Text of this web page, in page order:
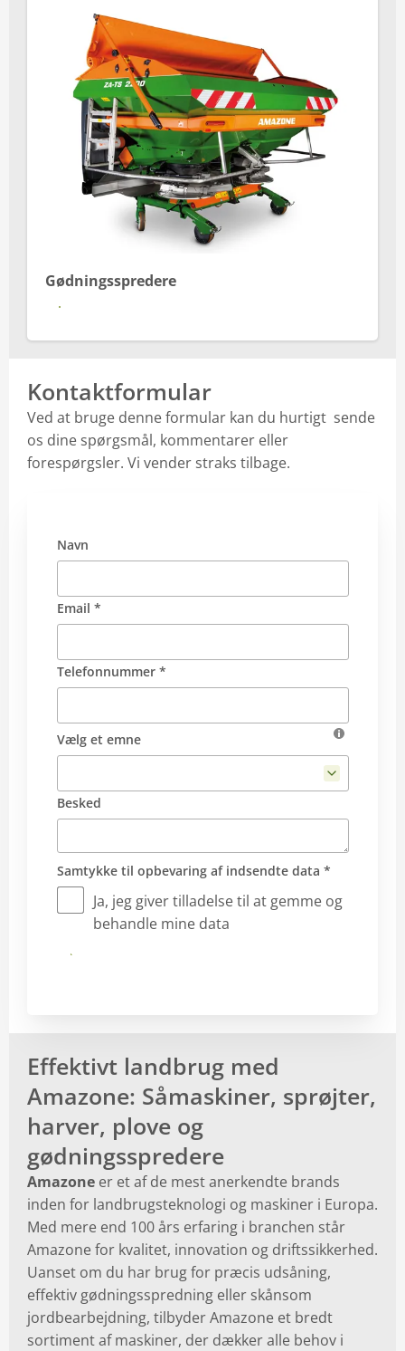
Gødningsspredere
Se mere
Kontaktformular
Ved at bruge denne formular kan du hurtigt sende
os dine spørgsmål, kommentarer eller
forespørgsler. Vi vender straks tilbage.
Navn
Email *
Telefonnummer *
Vælg et emne
Besked
Samtykke til opbevaring af indsendte data *
Ja, jeg giver tilladelse til at gemme og
behandle mine data
Send
Effektivt landbrug med
Amazone: Såmaskiner, sprøjter,
harver, plove og
gødningsspredere
Amazone er et af de mest anerkendte brands
inden for landbrugsteknologi og maskiner i Europa.
Med mere end 100 års erfaring i branchen står
Amazone for kvalitet, innovation og driftssikkerhed.
Uanset om du har brug for præcis udsåning,
effektiv gødningsspredning eller skånsom
jordbearbejdning, tilbyder Amazone et bredt
sortiment af maskiner, der dækker alle behov i